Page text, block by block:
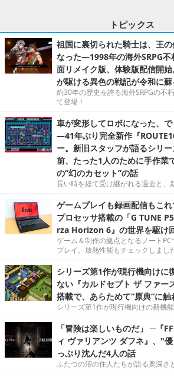
トピックス
祖国に裏切られた騎士は、王
なった―1998年の海外SRPG不
面リメイク版、体験版配信開
が駆ける異色の戦記が令和に蘇
約30年の歴史を誇る海外SRPGの不
て登場！
車が変形してロボになった、
―41年ぶり完全新作『
ー。新旧スタッフが語るシリ
前、たった1人のために手作業
の“幻のカセット”の話
長い時を経て受け継がれる過去と、
ゲームプレイも録画配信もこ
プロセッサ搭載の「G TUNE
rza Horizon 6』の世界を駆け
ゲーム＆制作の拠点となるノート
プレイ。放熱性能もチェックしまし
シリーズ第1作が現行機向けに
ない『カルドセプト ザ ファー
搭載で、あらためて“原典”に触
シリーズ第1作が現行機向けの新機
「冒険は楽しいものだ」 ─『
ィ ヴァリアンツ ダフネ』、"
っぷり沈んだ4人の話
ふたつの沼の住人たちが語る奥深さ